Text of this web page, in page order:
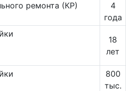
ремонта (КР)
4
года
18
лет
800
тыс.